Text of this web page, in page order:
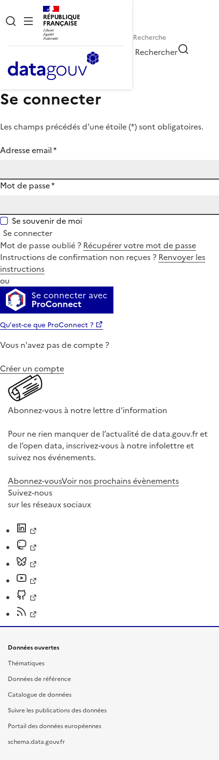
RÉPUBLIQUE
FRANÇAISE
Rechercher
Se connecter
Les champs précédés d'une étoile (*) sont obligatoires.
Adresse email*
Mot de passe*
Se souvenir de moi
Se connecter
Mot de passe oublié ? Récupérer votre mot de passe
Instructions de confirmation non reçues ? Renvoyer les
instructions
ou
Se connecter avec
ProConnect
Qu'est-ce que ProConnect ?
Vous n'avez pas de compte ?
Créer un compte
Abonnez-vous à notre lettre d'information
Pour ne rien manquer de l’actualité de data.gouv.fr et
de l’open data, inscrivez-vous à notre infolettre et
suivez nos événements.
Abonnez-vousVoir nos prochains évènements
Suivez-nous
sur les réseaux sociaux
Données ouvertes
Thématiques
Données de référence
Catalogue de données
Suivre les publications des données
Portail des données européennes
schema.data.gouv.fr